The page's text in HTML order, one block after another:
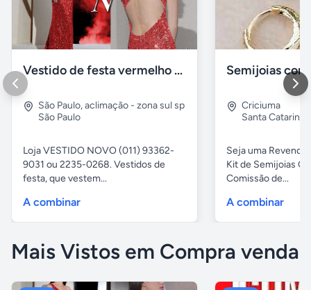
Vestido de festa vermelho com brilho e pedraria
São Paulo,aclimação - zona sul sp
São Paulo
Loja VESTIDO NOVO (011) 93362-
9031 ou 2235-0268. Vestidos de
festa, que vestem...
A combinar
Criciuma
Santa Catarina
Seja uma
Kit de Semijoias
Comissão de...
A combinar
Mais Vistos em Compra venda